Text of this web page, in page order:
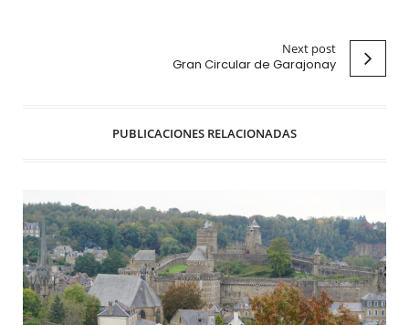
Next post
Gran Circular de Garajonay
PUBLICACIONES RELACIONADAS